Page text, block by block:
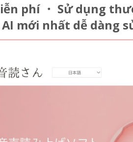
phí ・ Sử dụng
AI mới nhất dễ dàng